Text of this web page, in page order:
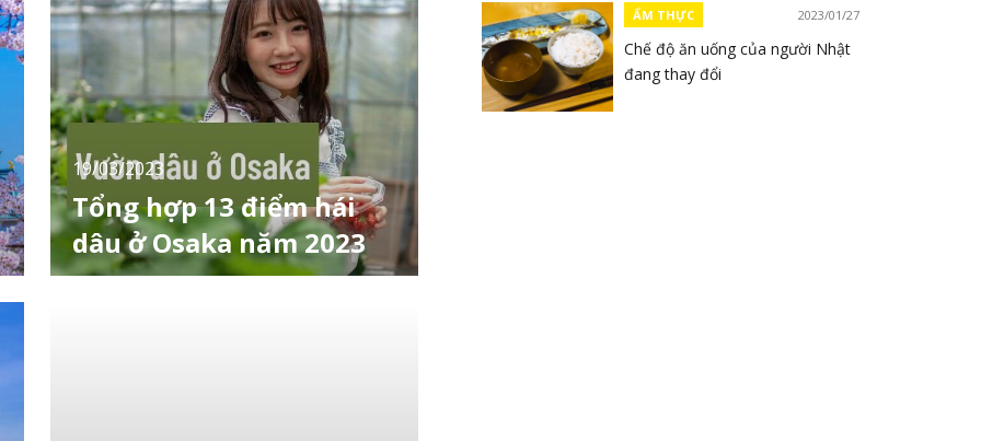
Tokyo nhé! [toc] 世田谷いちご熟 いちご狩り -
Vườn dâu Setagaya Ichigo Bạn có thể thưởng
thức dâu tươi ăn thỏa thích trong 30 phút. Địa
chỉ:〒158-0091 東京都世田谷区中町４丁目３
２−１ Thời gian
19/03/2023
Tổng hợp 13 điểm hái
dâu ở Osaka năm 2023
Bạn ở Osaka và muốn trải nghiệm hái dâu
ẨM THỰC 2023/01/27
Chế độ ăn uống của người Nhật
đang thay đổi